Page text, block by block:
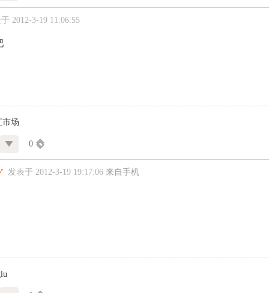
2012-3-19 11:06:55
市场
0
发表于 2012-3-19 19:17:06 来自手机